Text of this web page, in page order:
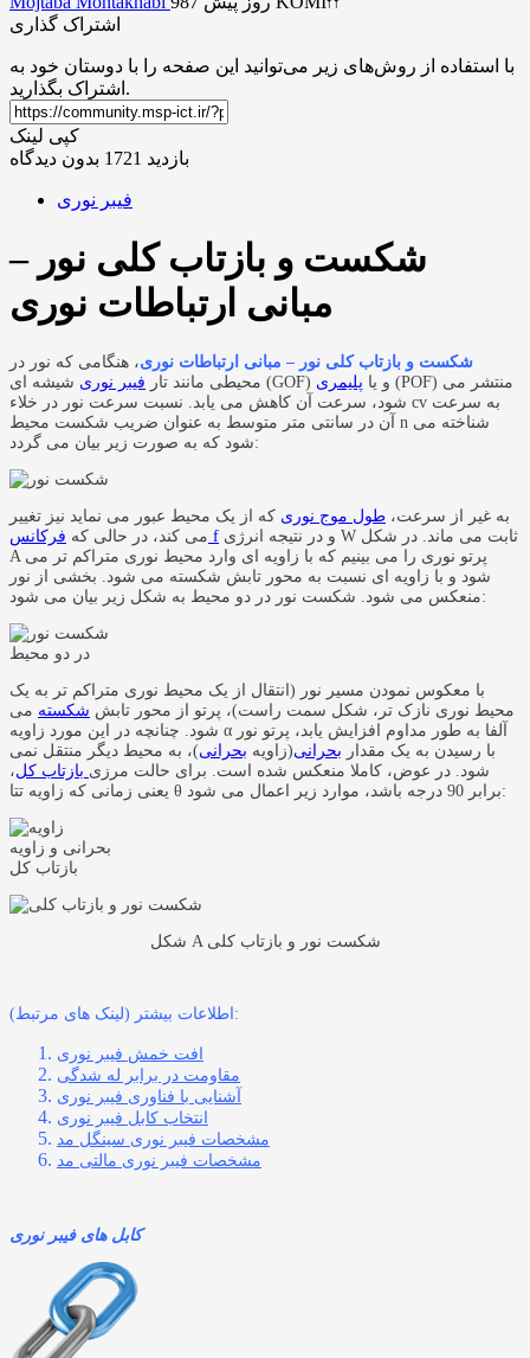
اشتراک گذاری
با استفاده از روش‌های زیر می‌توانید این صفحه را با دوستان خود به
اشتراک بگذارید.
کپی لینک
بازدید 1721
بدون دیدگاه
فیبر نوری
شکست و بازتاب کلی نور –
مبانی ارتباطات نوری
شکست و بازتاب کلی نور – مبانی ارتباطات نوری، هنگامی که نور در
محیطی مانند تار فیبر نوری شیشه ای (GOF) و یا پلیمری
(POF) منتشر می
شود، سرعت آن کاهش می یابد. نسبت سرعت نور در خلاء cv به سرعت
آن در سانتی متر متوسط به عنوان ضریب شکست محیط n شناخته می
شود که به صورت زیر بیان می گردد:
به غیر از سرعت، طول موج نوری که از یک محیط عبور می نماید نیز تغییر
می کند، در حالی که فرکانس f
A پرتو نوری را می بینیم که با زاویه ای وارد محیط نوری متراکم تر می
شود و با زاویه ای نسبت به محور تابش شکسته می شود. بخشی از نور
منعکس می شود. شکست نور در دو محیط به شکل زیر بیان می شود:
با معکوس نمودن مسیر نور (انتقال از یک محیط نوری متراکم تر به یک
محیط نوری نازک تر، شکل سمت راست)، پرتو از محور تابش شکسته می
شود. چنانچه در این مورد زاویه α آلفا به طور مداوم افزایش یابد، پرتو نور
با رسیدن به یک مقدار بحرانی(زاویه بحرانی)، به محیط دیگر منتقل نمی
شود. در عوض، کاملا منعکس شده است. برای حالت مرزی بازتاب کل،
یعنی زمانی که زاویه تتا θ برابر 90 درجه باشد، موارد زیر اعمال می شود:
شکل A شکست نور و بازتاب کلی
اطلاعات بیشتر (لینک های مرتبط):
افت خمش فیبر نوری
مقاومت در برابر له شدگی
آشنایی با فناوری فیبر نوری
انتخاب کابل فیبر نوری
مشخصات فیبر نوری سینگل مد
مشخصات فیبر نوری مالتی مد
کابل های فیبر نوری